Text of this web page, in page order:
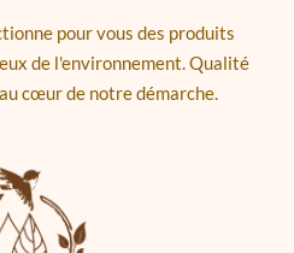
pour vous des produits
de l'environnement. Qualité
cœur de notre démarche.